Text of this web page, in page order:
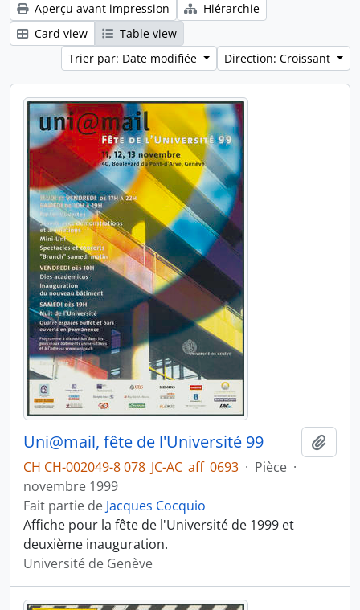
Aperçu avant impression
Hiérarchie
Card view
Table view
Trier par: Date modifiée
Direction: Croissant
Uni@mail, fête de l'Université 99
CH CH-002049-8 078_JC-AC_aff_0693 · Pièce ·
novembre 1999
Fait partie de Jacques Cocquio
Affiche pour la fête de l'Université de 1999 et
deuxième inauguration.
Université de Genève